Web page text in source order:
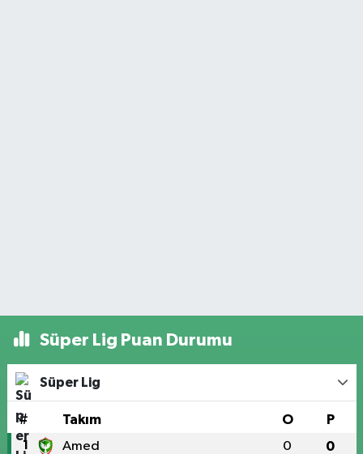
Süper Lig Puan Durumu
Süper Lig
# Takım O P
1 Amed 0 0